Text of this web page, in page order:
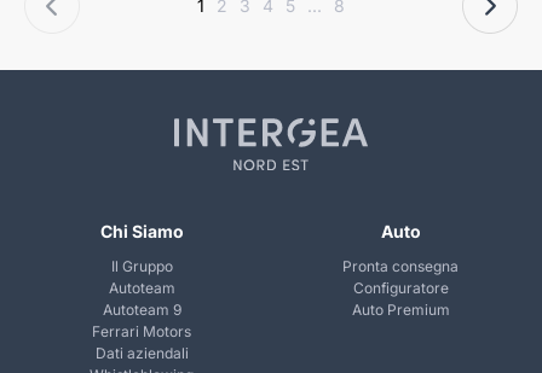
1 2 3 4 5 ... 8
Chi Siamo
Il Gruppo
Autoteam
Autoteam 9
Ferrari Motors
Dati aziendali
Auto
Pronta consegna
Configuratore
Auto Premium